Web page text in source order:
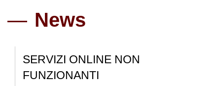
News
SERVIZI ONLINE NON
FUNZIONANTI